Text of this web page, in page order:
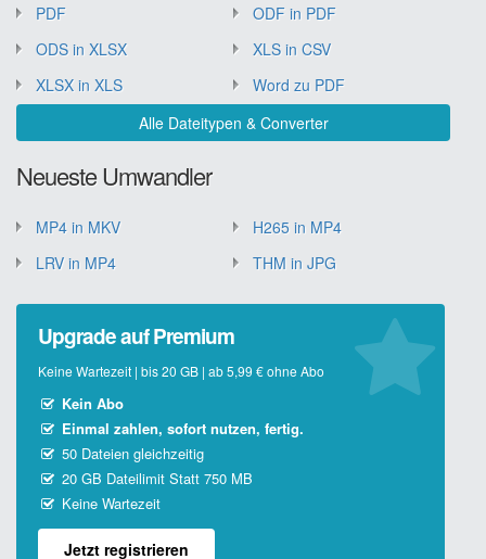
PDF
ODF in PDF
ODS in XLSX
XLS in CSV
XLSX in XLS
Word zu PDF
Alle Dateitypen & Converter
Neueste Umwandler
MP4 in MKV
H265 in MP4
LRV in MP4
THM in JPG
Upgrade auf Premium
Keine Wartezeit | bis 20 GB | ab 5,99 € ohne Abo
Kein Abo
Einmal zahlen, sofort nutzen, fertig.
50 Dateien gleichzeitig
20 GB Dateilimit Statt 750 MB
Keine Wartezeit
Jetzt registrieren